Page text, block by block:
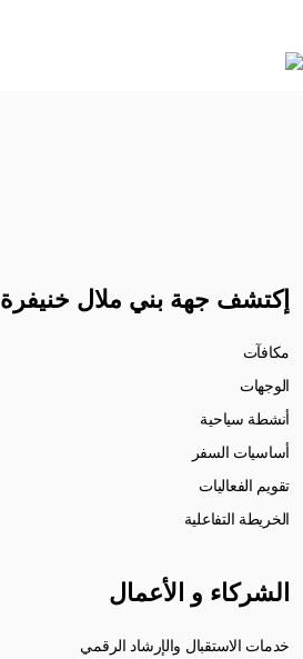
إكتشف جهة بني ملال خنيفرة
مكافآت
الوجهات
أنشطة سياحية
أساسيات السفر
تقويم الفعاليات
الخريطة التفاعلية
الشركاء و الأعمال
خدمات الاستقبال والإرشاد الرقمي